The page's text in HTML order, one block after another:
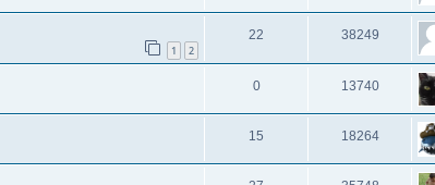
1 2
22 38249
0 13740
15 18264